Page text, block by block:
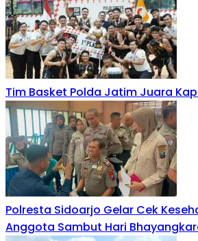
Tim Basket Polda Jatim Juara
Polresta Sidoarjo Gelar Cek
Anggota Sambut Hari